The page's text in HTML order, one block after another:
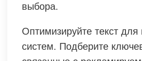
выбора.
Оптимизируйте текст для
систем. Подберите